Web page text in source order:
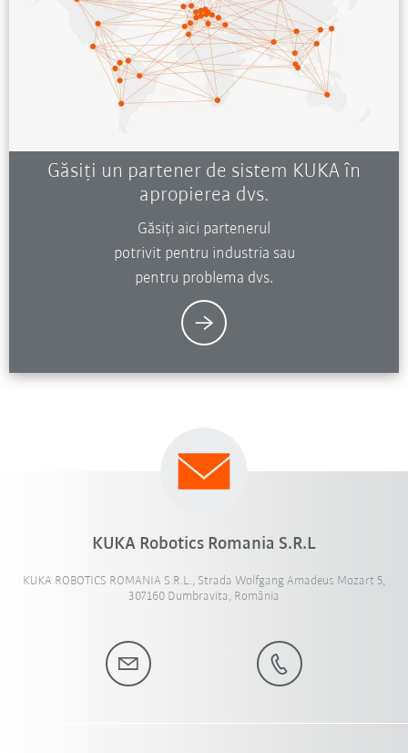
Găsiți un partener de sistem KUKA în
apropierea dvs.
Găsiți aici partenerul
potrivit pentru industria sau
pentru problema dvs.
KUKA Robotics Romania S.R.L
KUKA ROBOTICS ROMANIA S.R.L., Strada Wolfgang Amadeus Mozart 5,
307160 Dumbravita, România